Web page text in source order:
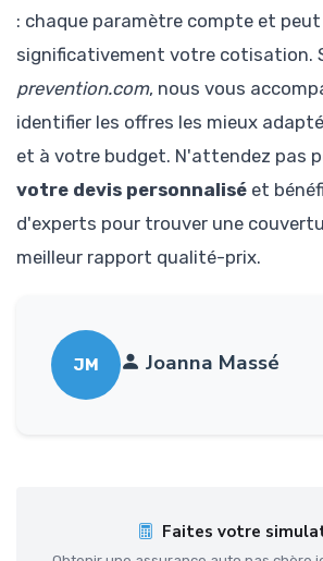
: chaque paramètre compte et
significativement votre cotisation.
prevention.com, nous vous
identifier les offres les mieux
et à votre budget. N'attendez pas
votre devis personnalisé et
d'experts pour trouver une
meilleur rapport qualité-prix.
JM Joanna Massé
Faites votre